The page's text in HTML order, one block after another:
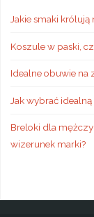
Jakie smaki królują
Koszule w paski,
Idealne obuwie na
Jak wybrać
Breloki dla
wizerunek marki?